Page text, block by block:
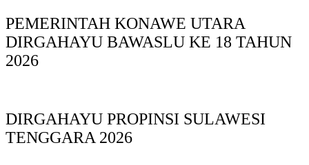
PEMERINTAH KONAWE UTARA
DIRGAHAYU BAWASLU KE 18 TAHUN
2026
DIRGAHAYU PROPINSI SULAWESI
TENGGARA 2026